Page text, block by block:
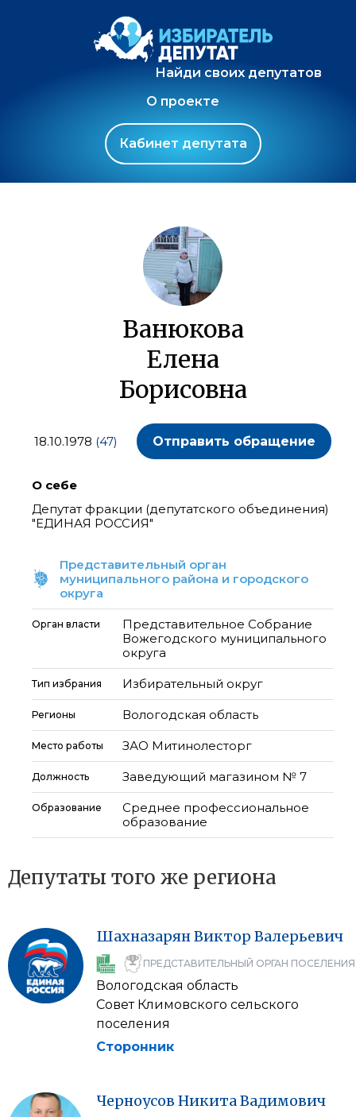
Найди своих депутатов
О проекте
Кабинет депутата
Ванюкова
Елена
Борисовна
18.10.1978 (47) Отправить обращение
О себе
Депутат фракции (депутатского объединения)
"ЕДИНАЯ РОССИЯ"
Представительный орган
муниципального района и городского
округа
Орган власти
Представительное Собрание
Вожегодского муниципального
округа
Тип избрания Избирательный округ
Регионы Вологодская область
Место работы ЗАО Митинолесторг
Должность Заведующий магазином № 7
Образование
Среднее профессиональное
образование
Депутаты того же региона
ШахназарянВиктор Валерьевич
ПРЕДСТАВИТЕЛЬНЫЙ ОРГАН ПОСЕЛЕНИЯ
Вологодская область
Совет Климовского сельского
поселения
Сторонник
Черноусов НикитаВадимович